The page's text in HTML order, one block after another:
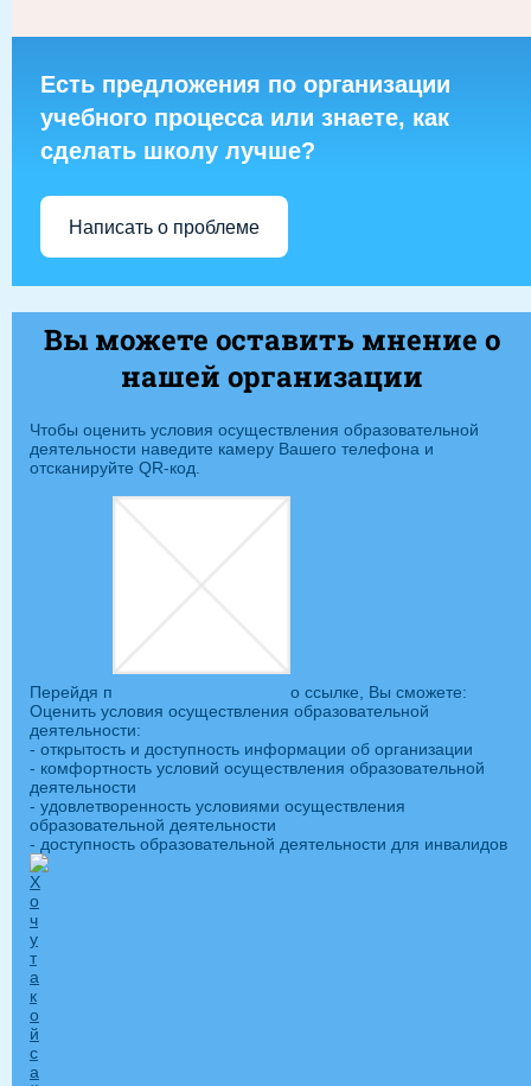
Есть предложения по организации
учебного процесса или знаете, как
сделать школу лучше?
Написать о проблеме
Вы можете оставить мнение о
нашей организации
Чтобы оценить условия осуществления образовательной
деятельности наведите камеру Вашего телефона и
отсканируйте QR-код.
Перейдя п
о ссылке, Вы сможете:
Оценить условия осуществления образовательной
деятельности:
- открытость и доступность информации об организации
- комфортность условий осуществления образовательной
деятельности
- удовлетворенность условиями осуществления
образовательной деятельности
- доступность образовательной деятельности для инвалидов